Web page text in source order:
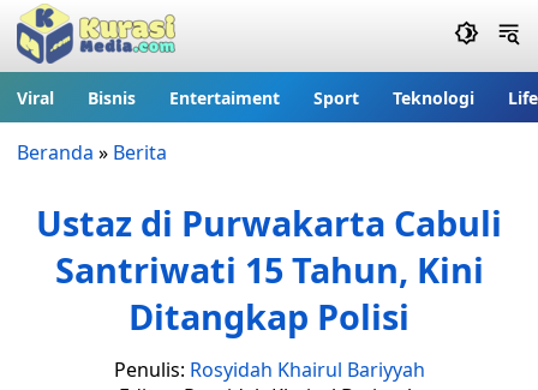
Viral Bisnis Entertaiment Sport Teknologi
Beranda » Berita
Ustaz di Purwakarta Cabuli
Santriwati 15 Tahun, Kini
Ditangkap Polisi
Penulis: Rosyidah Khairul Bariyyah